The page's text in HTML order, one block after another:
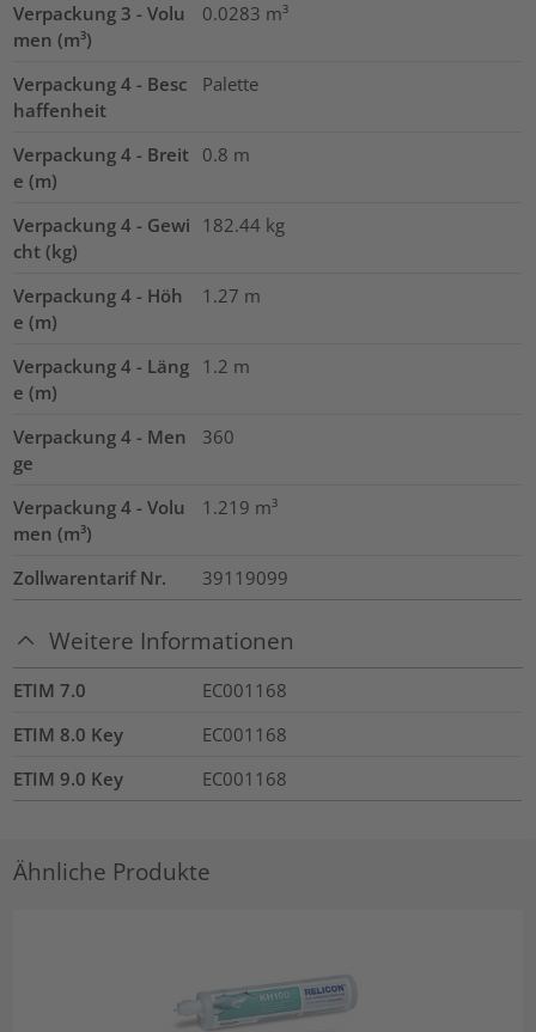
Verpackung 3 - Volu
men (m³)
0.0283 m³
Verpackung 4 - Besc
haffenheit
Palette
Verpackung 4 - Breit
e (m)
0.8 m
Verpackung 4 - Gewi
cht (kg)
182.44 kg
Verpackung 4 - Höh
e (m)
1.27 m
Verpackung 4 - Läng
e (m)
1.2 m
Verpackung 4 - Men
ge
360
Verpackung 4 - Volu
men (m³)
1.219 m³
Zollwarentarif Nr. 39119099
Weitere Informationen
ETIM 7.0
EC001168
ETIM 8.0 Key
EC001168
ETIM 9.0 Key
EC001168
Ähnliche Produkte